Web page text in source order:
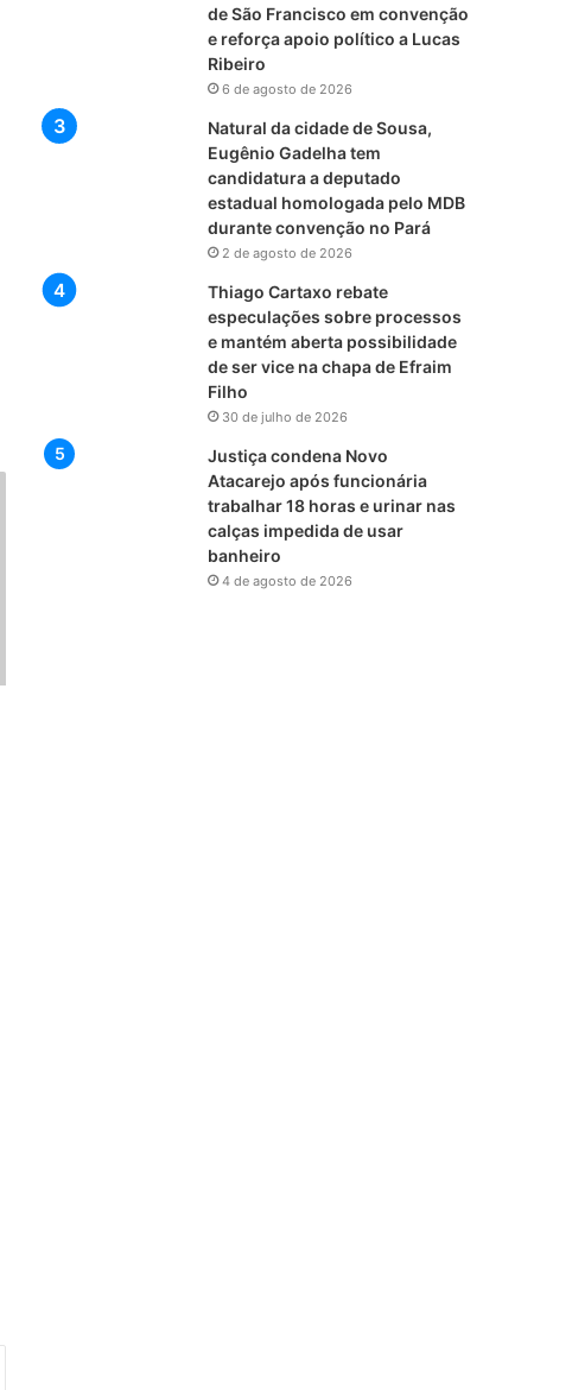
de São Francisco em convenção
e reforça apoio político a Lucas
Ribeiro
6 de agosto de 2026
Natural da cidade de Sousa,
Eugênio Gadelha tem
candidatura a deputado
estadual homologada pelo MDB
durante convenção no Pará
2 de agosto de 2026
Thiago Cartaxo rebate
especulações sobre processos
e mantém aberta possibilidade
de ser vice na chapa de Efraim
Filho
30 de julho de 2026
Justiça condena Novo
Atacarejo após funcionária
trabalhar 18 horas e urinar nas
calças impedida de usar
banheiro
4 de agosto de 2026